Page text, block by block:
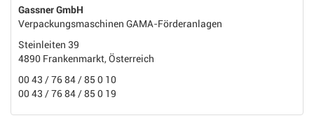
Gassner GmbH
Verpackungsmaschinen GAMA-Förderanlagen
Steinleiten 39
4890 Frankenmarkt, Österreich
00 43 / 76 84 / 85 0 10
00 43 / 76 84 / 85 0 19